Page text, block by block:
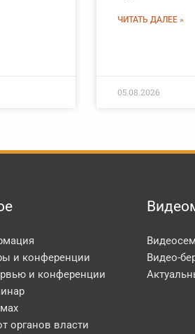
ЧИТАТЬ ДАЛЕЕ »
05.08.2026
и конференции
и конференции
органов власти
Видео-